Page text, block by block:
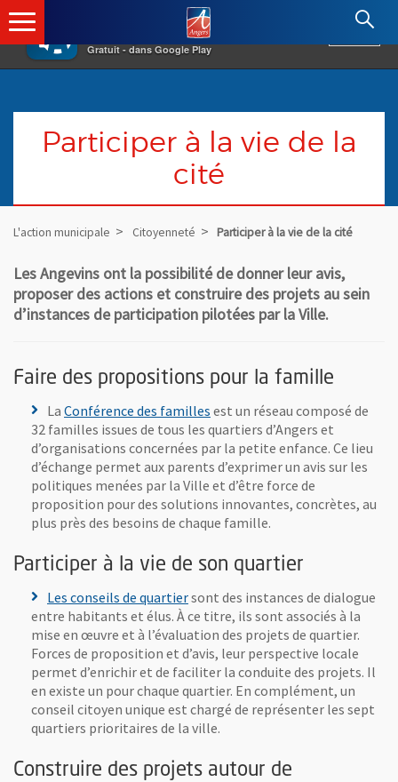
×
Gratuit - dans Google Play
Angers.fr : Retour à l'accueil
Participer à la vie de la
cité
L'action municipale Citoyenneté Participer à la vie de la cité
Les Angevins ont la possibilité de donner leur avis,
proposer des actions et construire des projets au sein
d’instances de participation pilotées par la Ville.
Faire des propositions pour la famille
La Conférence des familles est un réseau composé de
32 familles issues de tous les quartiers d’Angers et
d’organisations concernées par la petite enfance. Ce lieu
d’échange permet aux parents d’exprimer un avis sur les
politiques menées par la Ville et d’être force de
proposition pour des solutions innovantes, concrètes, au
plus près des besoins de chaque famille.
Participer à la vie de son quartier
Les conseils de quartiersont des instances de dialogue
entre habitants et élus. À ce titre, ils sont associés à la
mise en œuvre et à l’évaluation des projets de quartier.
Forces de proposition et d’avis, leur perspective locale
permet d’enrichir et de faciliter la conduite des projets. Il
en existe un pour chaque quartier. En complément, un
conseil citoyen unique est chargé de représenter les sept
quartiers prioritaires de la ville.
Construire des projets autour de